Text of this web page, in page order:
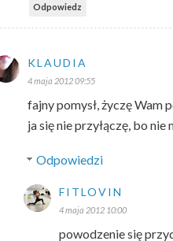
Odpowiedz
KLAUDIA
4 maja 2012 09:55
fajny pomysł, życzę Wam
ja się nie przyłączę, bo
Odpowiedzi
FITLOVIN
4 maja 2012 10:00
powodzenie się